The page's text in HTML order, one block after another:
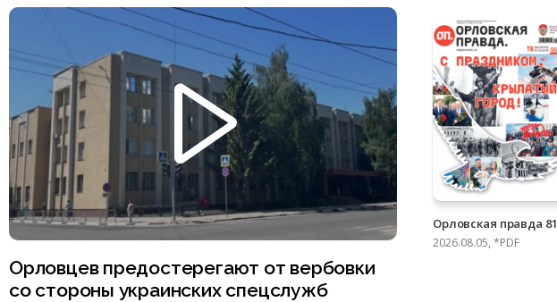
Орловцев предостерегают от вербовки
со стороны украинских спецслужб
Орловская правда 81
2026.08.05, *PDF